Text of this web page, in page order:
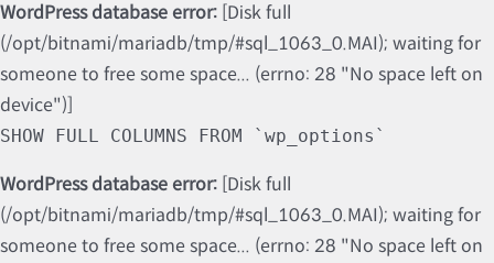
WordPress database error: [Disk full
(/opt/bitnami/mariadb/tmp/#sql_1063_0.MAI); waiting for
someone to free some space... (errno: 28 "No space left on
device")]
SHOW FULL COLUMNS FROM `wp_options`
WordPress database error: [Disk full
(/opt/bitnami/mariadb/tmp/#sql_1063_0.MAI); waiting for
someone to free some space... (errno: 28 "No space left on